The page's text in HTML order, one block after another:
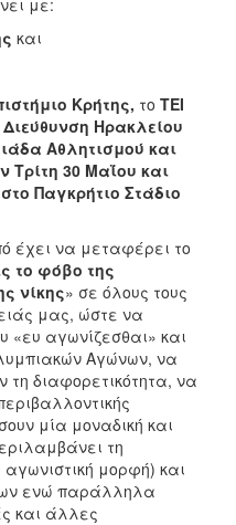
και
Κρήτης, το ΤΕΙ
Ηρακλείου
Αθλητισμού και
Τρίτη 30 Μαΐου και
στο Παγκρήτιο Στάδιο
να μεταφέρει το
το φόβο της
νίκης» σε όλους τους
μας, ώστε να
«ευ αγωνίζεσθαι» και
Αγώνων, να
τη διαφορετικότητα, να
μία μοναδική και
τη
μορφή) και
ενώ παράλληλα
και άλλες